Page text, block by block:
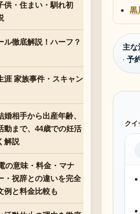
黒
主な
· 予
クイ
供・住まい・馴れ初
ル徹底解説！ハーフ？
涯 家族事件・スキャン
相手から出産年齢、
動まで、44歳での妊活
解説
の意味・料金・マナ
・祝辞との違いを完全
例と料金比較も